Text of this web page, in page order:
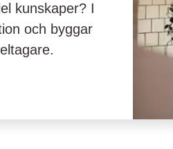
kunskaper? I
och byggar